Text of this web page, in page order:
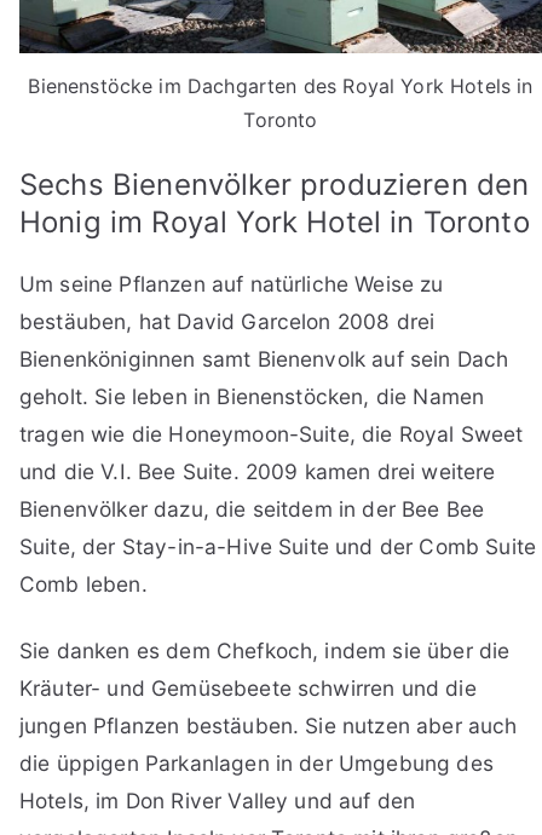
Bienenstöcke im Dachgarten des Royal York Hotels in
Toronto
Sechs Bienenvölker produzieren den
Honig im Royal York Hotel in Toronto
Um seine Pflanzen auf natürliche Weise zu
bestäuben, hat David Garcelon 2008 drei
Bienenköniginnen samt Bienenvolk auf sein Dach
geholt. Sie leben in Bienenstöcken, die Namen
tragen wie die Honeymoon-Suite, die Royal Sweet
und die V.I. Bee Suite. 2009 kamen drei weitere
Bienenvölker dazu, die seitdem in der Bee Bee
Suite, der Stay-in-a-Hive Suite und der Comb Suite
Comb leben.
Sie danken es dem Chefkoch, indem sie über die
Kräuter- und Gemüsebeete schwirren und die
jungen Pflanzen bestäuben. Sie nutzen aber auch
die üppigen Parkanlagen in der Umgebung des
Hotels, im Don River Valley und auf den